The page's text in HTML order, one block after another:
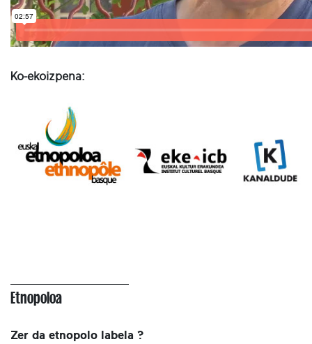
Ko-ekoizpena:
Etnopoloa
Zer da etnopolo labela ?